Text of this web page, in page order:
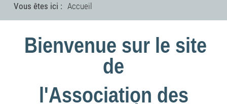
Vous êtes ici : Accueil
Bienvenue sur le site
de
l'Association des